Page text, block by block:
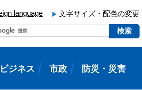
language 文字サイズ・配色の変更
ジネス 市政 防災・災害